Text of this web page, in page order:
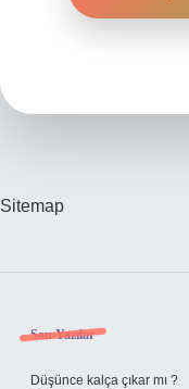
Sitemap
Sidebar
Son Yazılar
Düşünce kalça çıkar mı ?